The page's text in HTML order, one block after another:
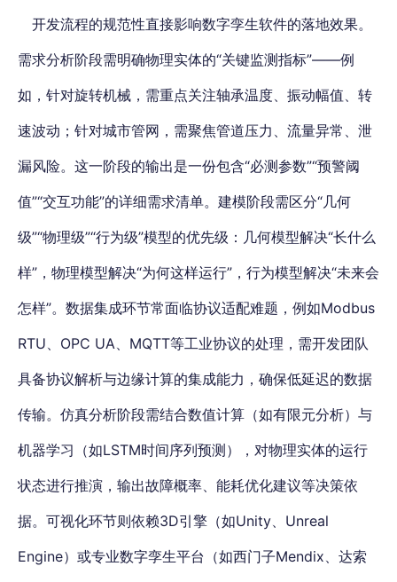
开发流程的规范性直接影响数字孪生软件的落地效果。
需求分析阶段需明确物理实体的“关键监测指标”——例
如，针对旋转机械，需重点关注轴承温度、振动幅值、转
速波动；针对城市管网，需聚焦管道压力、流量异常、泄
漏风险。这一阶段的输出是一份包含“必测参数”“预警阈
值”“交互功能”的详细需求清单。建模阶段需区分“几何
级”“物理级”“行为级”模型的优先级：几何模型解决“长什么
样”，物理模型解决“为何这样运行”，行为模型解决“未来会
怎样”。数据集成环节常面临协议适配难题，例如Modbus
RTU、OPC UA、MQTT等工业协议的处理， 需开发团队
具备协议解析与边缘计算的集成能力，确保低延迟的数据
传输。仿真分析阶段需结合数值计算（如有限元分析）与
机器学习（如LSTM时间序列预测），对物理实体的运行
状态进行推演，输出故障概率、能耗优化建议等决策依
据。可视化环节则依赖3D引擎（如Unity、Unreal
Engine）或专业数字孪生平台（如西门子Mendix、达索